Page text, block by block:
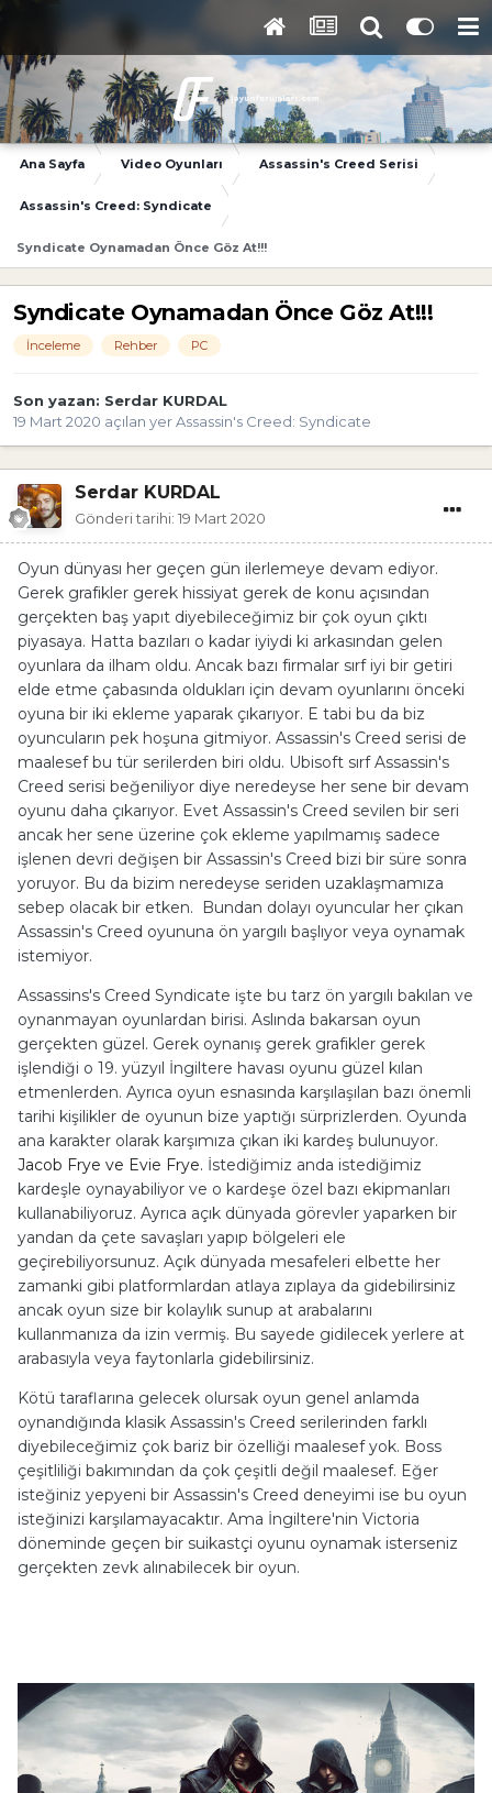
Ana Sayfa Video Oyunları Assassin's Creed Serisi
Assassin's Creed: Syndicate
Syndicate Oynamadan Önce Göz At!!!
Syndicate Oynamadan Önce Göz At!!!
İnceleme Rehber PC
Son yazan: Serdar KURDAL
19 Mart 2020 açılan yerAssassin's Creed: Syndicate
Serdar KURDAL
Gönderi tarihi: 19 Mart 2020
Oyun dünyası her geçen gün ilerlemeye devam ediyor.
Gerek grafikler gerek hissiyat gerek de konu açısından
gerçekten baş yapıt diyebileceğimiz bir çok oyun çıktı
piyasaya. Hatta bazıları o kadar iyiydi ki arkasından gelen
oyunlara da ilham oldu. Ancak bazı firmalar sırf iyi bir getiri
elde etme çabasında oldukları için devam oyunlarını önceki
oyuna bir iki ekleme yaparak çıkarıyor. E tabi bu da biz
oyuncuların pek hoşuna gitmiyor. Assassin's Creed serisi de
maalesef bu tür serilerden biri oldu. Ubisoft sırf Assassin's
Creed serisi beğeniliyor diye neredeyse her sene bir devam
oyunu daha çıkarıyor. Evet Assassin's Creed sevilen bir seri
ancak her sene üzerine çok ekleme yapılmamış sadece
işlenen devri değişen bir Assassin's Creed bizi bir süre sonra
yoruyor. Bu da bizim neredeyse seriden uzaklaşmamıza
sebep olacak bir etken. Bundan dolayı oyuncular her çıkan
Assassin's Creed oyununa ön yargılı başlıyor veya oynamak
istemiyor.
Assassins's Creed Syndicate işte bu tarz ön yargılı bakılan ve
oynanmayan oyunlardan birisi. Aslında bakarsan oyun
gerçekten güzel. Gerek oynanış gerek grafikler gerek
işlendiği o 19. yüzyıl İngiltere havası oyunu güzel kılan
etmenlerden. Ayrıca oyun esnasında karşılaşılan bazı önemli
tarihi kişilikler de oyunun bize yaptığı sürprizlerden. Oyunda
ana karakter olarak karşımıza çıkan iki kardeş bulunuyor.
Jacob Frye ve Evie Frye. İstediğimiz anda istediğimiz
kardeşle oynayabiliyor ve o kardeşe özel bazı ekipmanları
kullanabiliyoruz. Ayrıca açık dünyada görevler yaparken bir
yandan da çete savaşları yapıp bölgeleri ele
geçirebiliyorsunuz. Açık dünyada mesafeleri elbette her
zamanki gibi platformlardan atlaya zıplaya da gidebilirsiniz
ancak oyun size bir kolaylık sunup at arabalarını
kullanmanıza da izin vermiş. Bu sayede gidilecek yerlere at
arabasıyla veya faytonlarla gidebilirsiniz.
Kötü taraflarına gelecek olursak oyun genel anlamda
oynandığında klasik Assassin's Creed serilerinden farklı
diyebileceğimiz çok bariz bir özelliği maalesef yok. Boss
çeşitliliği bakımından da çok çeşitli değil maalesef. Eğer
isteğiniz yepyeni bir Assassin's Creed deneyimi ise bu oyun
isteğinizi karşılamayacaktır. Ama İngiltere'nin Victoria
döneminde geçen bir suikastçi oyunu oynamak isterseniz
gerçekten zevk alınabilecek bir oyun.